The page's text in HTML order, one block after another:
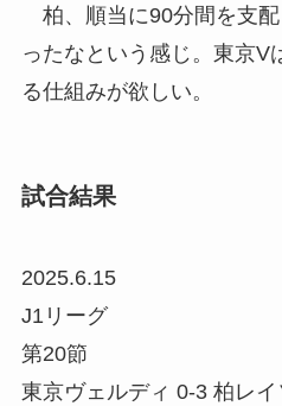
柏、順当に90分間を支
ったなという感じ。東京V
る仕組みが欲しい。
試合結果
2025.6.15
J1リーグ
第20節
東京ヴェルディ 0-3 柏レイ